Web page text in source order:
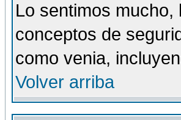
Lo sentimos
conceptos de
como venia,
Volver arriba